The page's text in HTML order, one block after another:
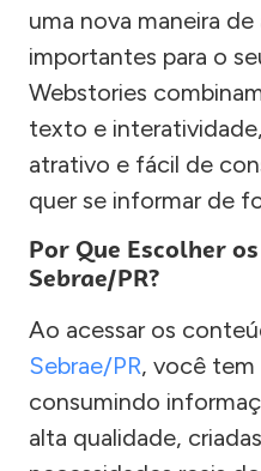
uma nova maneira
importantes para o
Webstories
texto e
atrativo e fácil de
quer se informar de
Por Que Escolher
Sebrae/PR?
Ao acessar os
Sebrae/PR, você tem
consumindo
alta qualidade,